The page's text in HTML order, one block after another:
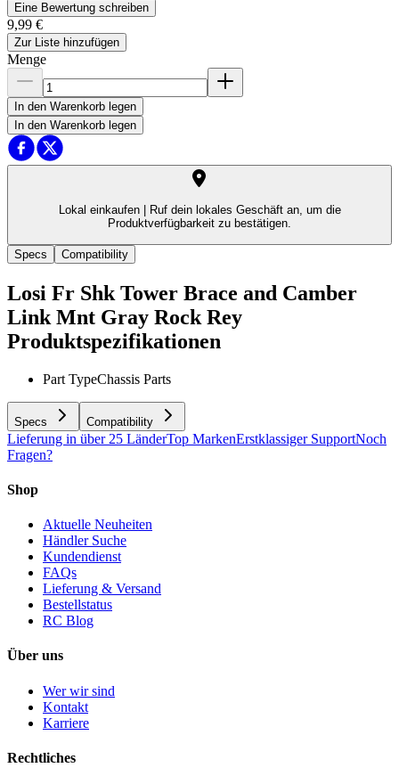
Eine Bewertung schreiben
9,99 €
Zur Liste hinzufügen
Menge
In den Warenkorb legen
In den Warenkorb legen
Lokal einkaufen |
Ruf dein lokales Geschäft an, um die
Produktverfügbarkeit zu bestätigen.
Specs Compatibility
Losi Fr Shk Tower Brace and Camber
Link Mnt Gray Rock Rey
Produktspezifikationen
Part TypeChassis Parts
Specs Compatibility
Lieferung in über 25 LänderTop MarkenErstklassiger SupportNoch
Fragen?
Shop
Aktuelle Neuheiten
Händler Suche
Kundendienst
FAQs
Lieferung & Versand
Bestellstatus
RC Blog
Über uns
Wer wir sind
Kontakt
Karriere
Rechtliches